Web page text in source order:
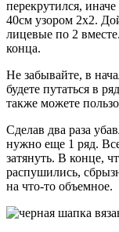
перекрутился,
40см узором 2х2.
лицевые по 2
конца.
Не забывайте, в
будете путаться в
также можете
Сделав два раза
нужно еще 1 ряд.
затянуть. В конце,
распушились,
на что-то объемное.